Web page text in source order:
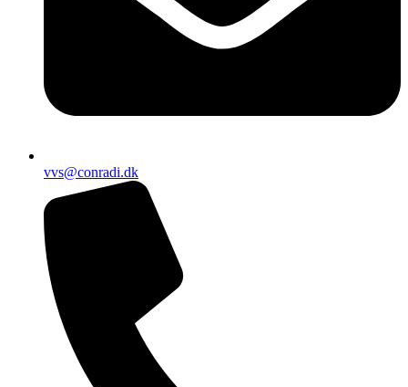
vvs@conradi.dk